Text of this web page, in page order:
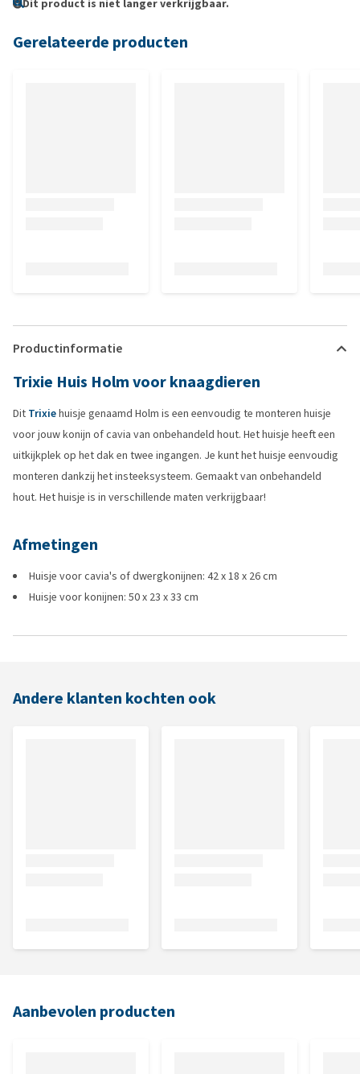
Dit product is niet langer verkrijgbaar.
Gerelateerde producten
Productinformatie
Trixie Huis Holm voor knaagdieren
Dit Trixiehuisje genaamd Holm is een eenvoudig te monteren huisje
voor jouw konijn of cavia van onbehandeld hout. Het huisje heeft een
uitkijkplek op het dak en twee ingangen. Je kunt het huisje eenvoudig
monteren dankzij het insteeksysteem. Gemaakt van onbehandeld
hout. Het huisje is in verschillende maten verkrijgbaar!
Afmetingen
Huisje voor cavia's of dwergkonijnen: 42 x 18 x 26 cm
Huisje voor konijnen: 50 x 23 x 33 cm
Andere klanten kochten ook
Aanbevolen producten